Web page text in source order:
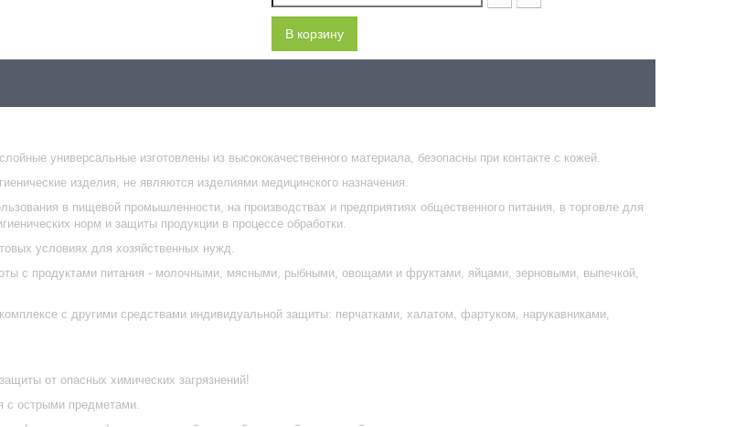
В корзину
универсальные изготовлены из высококачественного материала, безопасны при контакте с кожей.
изделия, не являются изделиями медицинского назначения.
в пищевой промышленности, на производствах и предприятиях общественного питания, в торговле для
норм и защиты продукции в процессе обработки.
условиях для хозяйственных нужд.
с продуктами питания - молочными, мясными, рыбными, овощами и фруктами, яйцами, зерновыми, выпечкой,
с другими средствами индивидуальной защиты: перчатками, халатом, фартуком, нарукавниками,
от опасных химических загрязнений!
с острыми предметами.